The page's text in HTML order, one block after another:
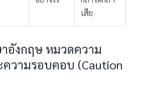
เสีย
อังกฤษ หมวดความ
ความรอบคอบ (Caution